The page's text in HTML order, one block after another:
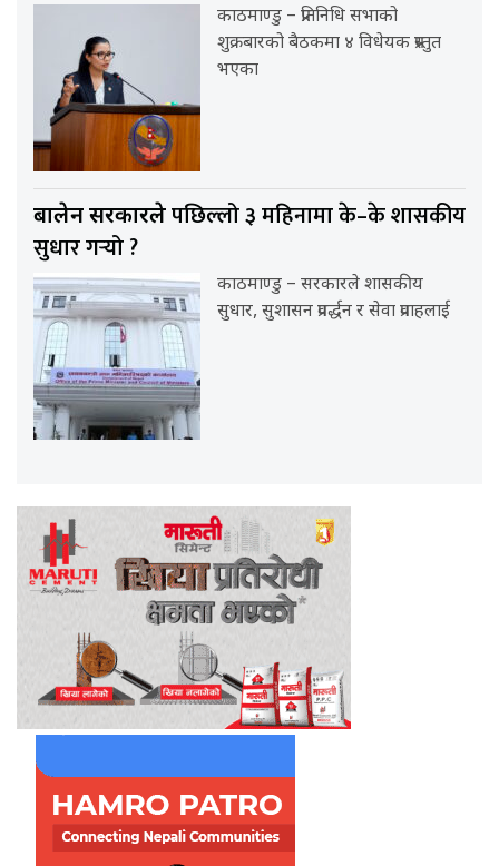
काठमाण्डु – प्रतिनिधि सभाको
शुक्रबारको बैठकमा ४ विधेयक प्रस्तुत
भएका
बालेन सरकारलेपछिल्लो ३ महिनामा के–के शासकीय
सुधार गर्‍यो ?
काठमाण्डु – सरकारले शासकीय
सुधार, सुशासन प्रवर्द्धन र सेवा प्रवाहलाई